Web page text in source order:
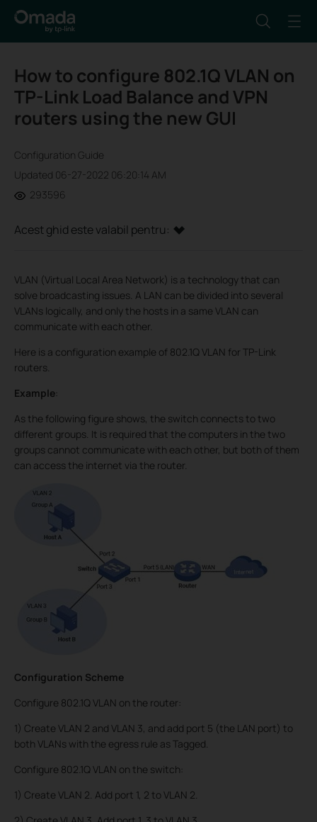
How to configure 802.1Q VLAN on
TP-Link Load Balance and VPN
routers using the new GUI
Configuration Guide
Updated 06-27-2022 06:20:14 AM
293596
Acest ghid este valabil pentru:
VLAN (Virtual Local Area Network) is a technology that can
solve broadcasting issues. A LAN can be divided into several
VLANs logically, and only the hosts in a same VLAN can
communicate with each other.
Here is a configuration example of 802.1Q VLAN for TP-Link
routers.
Example:
As the following figure shows, the switch connects to two
different groups. It is required that the computers in the two
groups cannot communicate with each other, but both of them
can access the internet via the router.
Configuration Scheme
Configure 802.1Q VLAN on the router:
1) Create VLAN 2 and VLAN 3, and add port 5 (the LAN port) to
both VLANs with the egress rule as Tagged.
Configure 802.1Q VLAN on the switch:
1) Create VLAN 2. Add port 1, 2 to VLAN 2.